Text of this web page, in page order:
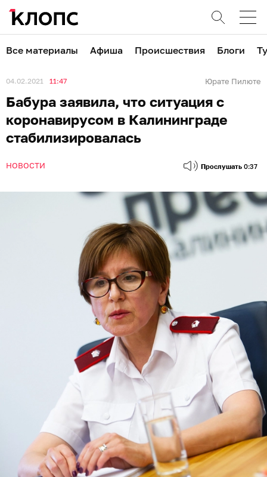
Все материалы Афиша Происшествия Блоги
04.02.2021 11:47 Юрате Пилюте
Бабура заявила, что ситуация с
коронавирусом в Калининграде
стабилизировалась
НОВОСТИ Прослушать 0:37